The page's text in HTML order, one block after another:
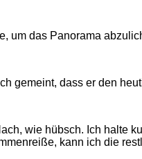
um das Panorama
gemeint, dass er den
wie hübsch. Ich halte
kann ich die